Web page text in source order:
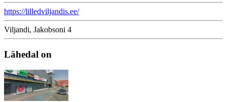
https://lilledviljandis.ee/
Viljandi, Jakobsoni 4
Lähedal on